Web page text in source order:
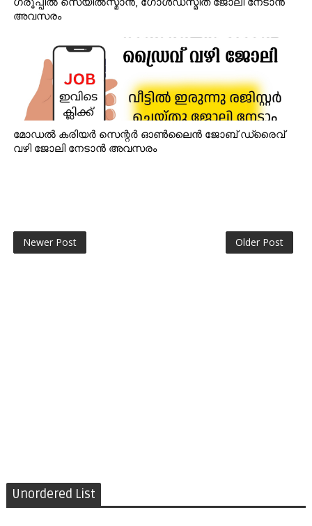
അവസരം
മോഡൽ കരിയർ സെന്റർ ഓൺലൈൻ ജോബ് ഡ്രൈവ്
വഴി ജോലി നേടാൻ അവസരം
Newer Post Older Post
Unordered List